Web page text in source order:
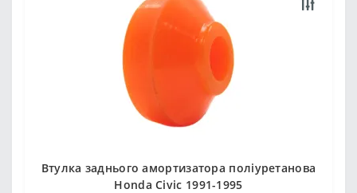
Втулка заднього амортизатора поліуретанова
Honda Civic 1991-1995